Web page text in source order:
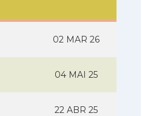
02 MAR 26
04 MAI 25
22 ABR 25